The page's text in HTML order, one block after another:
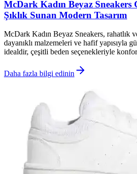
McDark Kadın Beyaz Sneakers
Şıklık Sunan Modern Tasarım
McDark Kadın Beyaz Sneakers, rahatlık
dayanıklı malzemeleri ve hafif yapısıyla
idealdir, çeşitli beden seçenekleriyle
Daha fazla bilgi edinin